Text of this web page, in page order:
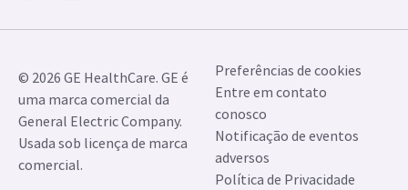
© 2026 GE HealthCare. GE é
uma marca comercial da
General Electric Company.
Usada sob licença de marca
comercial.
Preferências de cookies
Entre em contato
conosco
Notificação de eventos
adversos
Política de Privacidade